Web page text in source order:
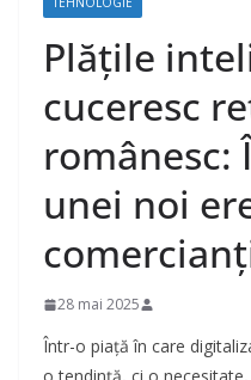
Plățile
cuceresc
românesc:
unei noi
28 mai 2025
Într-o piață în care